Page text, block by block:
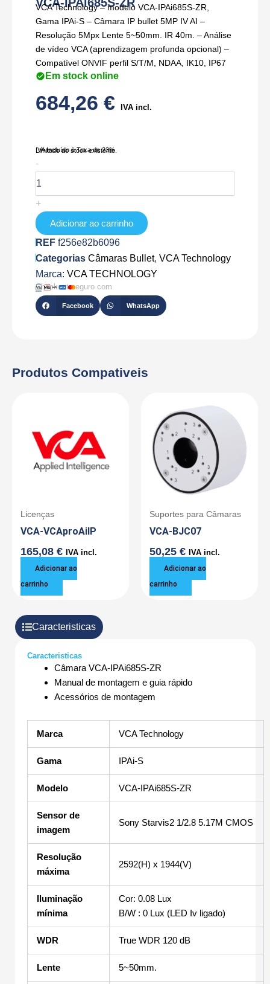
VCA Technology – modelo VCA-IPAi685S-ZR,
Gama IPAi-S – Câmara IP bullet 5MP IV AI –
Resolução 5Mpx Lente 5~50mm. IR 40m. – Análise
de vídeo VCA (aprendizagem profunda opcional) –
Compatível ONVIF perfil S/T/M, NDAA, IK10, IP67
Em stock online
684,26 € IVA incl.
IVA Incluído à Taxa de 23%
Limitado ao stock existente.
-
de
VCA-
IPAi685S-
ZR
+
Adicionar ao carrinho
REF f256e82b6096
Categorias Câmaras Bullet, VCA Technology
Marca: VCA TECHNOLOGY
Checkout seguro com
Facebook WhatsApp
Produtos Compativeis
Licenças
VCA-VCAproAiIP
165,08 € IVA incl.
Adicionar ao
carrinho
Suportes para Câmaras
VCA-BJC07
50,25 € IVA incl.
Adicionar ao
carrinho
Caracteristicas
Caracteristicas
Câmara VCA-IPAi685S-ZR
Manual de montagem e guia rápido
Acessórios de montagem
Marca VCA Technology
Gama IPAi-S
Modelo VCA-IPAi685S-ZR
Sensor de
imagem
Sony Starvis2 1/2.8 5.17M CMOS
Resolução
máxima
2592(H) x 1944(V)
Iluminação
mínima
Cor: 0.08 Lux
B/W : 0 Lux (LED Iv ligado)
WDR True WDR 120 dB
Lente 5~50mm.